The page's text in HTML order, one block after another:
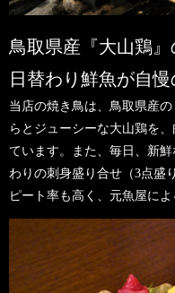
鳥取県産『大山鶏』
日替わり鮮魚が自慢
当店の焼き鳥は、鳥取県産
らとジューシーな大山鶏を
ています。また、毎日、新
わりの刺身盛り合せ（3点盛
ピート率も高く、元魚屋によ